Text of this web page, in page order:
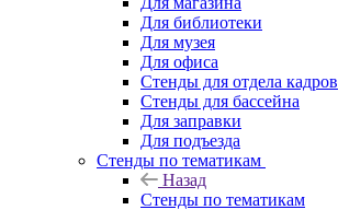
Для библиотеки
Для музея
Для офиса
Стенды для отдела кадров
Стенды для бассейна
Для заправки
Для подъезда
Стенды по тематикам
Назад
Стенды по тематикам